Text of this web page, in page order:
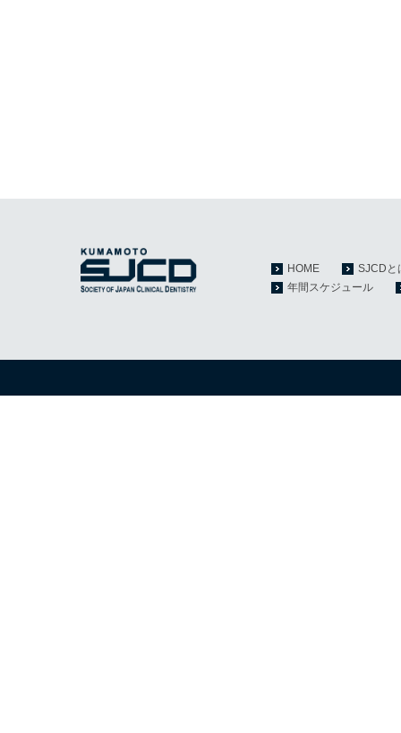
HOME
SJCDと
年間スケジュール